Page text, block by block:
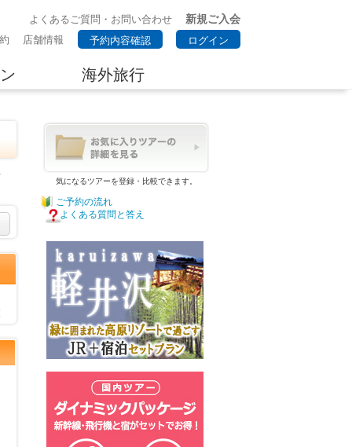
よくあるご質問・お問い合わせ 新規ご入会
店舗情報 予約内容確認 ログイン
海外旅行
気になるツアーを登録・比較できます。
ご予約の流れ
よくある質問と答え